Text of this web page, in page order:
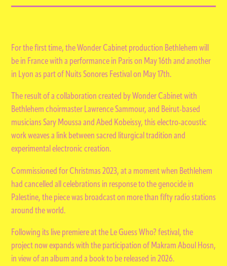
For the first time, the Wonder Cabinet production Bethlehem will
be in France with a performance in Paris on May 16th and another
in Lyon as part of Nuits Sonores Festival on May 17th.
The result of a collaboration created by Wonder Cabinet with
Bethlehem choirmaster Lawrence Sammour, and Beirut-based
musicians Sary Moussa and Abed Kobeissy, this electro-acoustic
work weaves a link between sacred liturgical tradition and
experimental electronic creation.
Commissioned for Christmas 2023, at a moment when Bethlehem
had cancelled all celebrations in response to the genocide in
Palestine, the piece was broadcast on more than fifty radio stations
around the world.
Following its live premiere at the Le Guess Who? festival, the
project now expands with the participation of Makram Aboul Hosn,
in view of an album and a book to be released in 2026.